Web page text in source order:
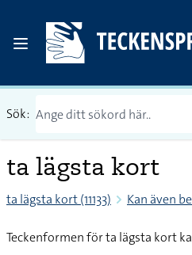
Sök:
ta lägsta kort
ta lägsta kort (11133) Kan även
Teckenformen för ta lägsta kort